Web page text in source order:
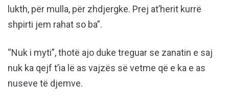
lukth, për mulla, për zhdjergke. Prej at’herit kurrë
shpirti jem rahat so ba”.
“Nuk i myti”, thotë ajo duke treguar se zanatin e saj
nuk ka qejf t’ia lë as vajzës së vetme që e ka e as
nuseve të djemve.